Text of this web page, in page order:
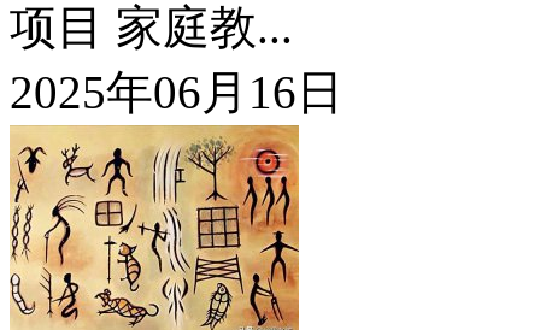
项目 家庭教...
2025年06月16日